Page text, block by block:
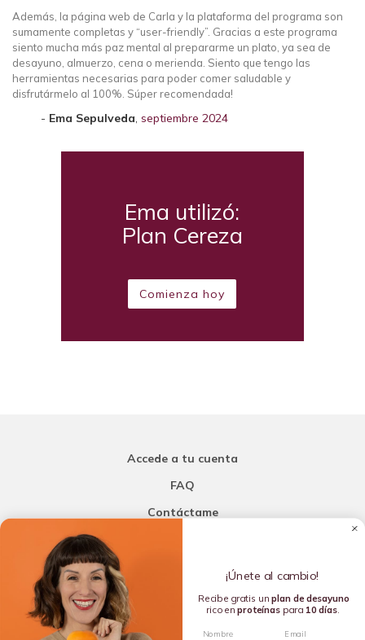
Además, la página web de Carla y la plataforma del programa son
sumamente completas y “user-friendly”. Gracias a este programa
siento mucha más paz mental al prepararme un plato, ya sea de
desayuno, almuerzo, cena o merienda. Siento que tengo las
herramientas necesarias para poder comer saludable y
disfrutármelo al 100%. Súper recomendada!
Ema Sepulveda, septiembre 2024
Ema utilizó:
Plan Cereza
Comienza hoy
Accede a tu cuenta
FAQ
Contáctame
Añade una porción de inteligencia a tu nutrición
Copyright © 2016-2026 Carla L. de la Torre. All rights reserved.
¡Únete al cambio!
Recibe gratis unplan de desayuno
rico enproteínaspara 10 días.